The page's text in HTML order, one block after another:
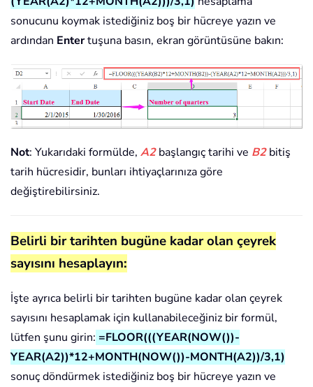
sonucunu koymak istediğiniz boş bir hücreye yazın ve
ardından Entertuşuna basın, ekran görüntüsüne bakın:
Not: Yukarıdaki formülde, A2başlangıç tarihi ve B2bitiş
tarih hücresidir, bunları ihtiyaçlarınıza göre
değiştirebilirsiniz.
Belirli bir tarihten bugüne kadar olan çeyrek
sayısını hesaplayın:
İşte ayrıca belirli bir tarihten bugüne kadar olan çeyrek
sayısını hesaplamak için kullanabileceğiniz bir formül,
lütfen şunu girin: =FLOOR(((YEAR(NOW())-
YEAR(A2))*12+MONTH(NOW())-MONTH(A2))/3,1)
sonuç döndürmek istediğiniz boş bir hücreye yazın ve